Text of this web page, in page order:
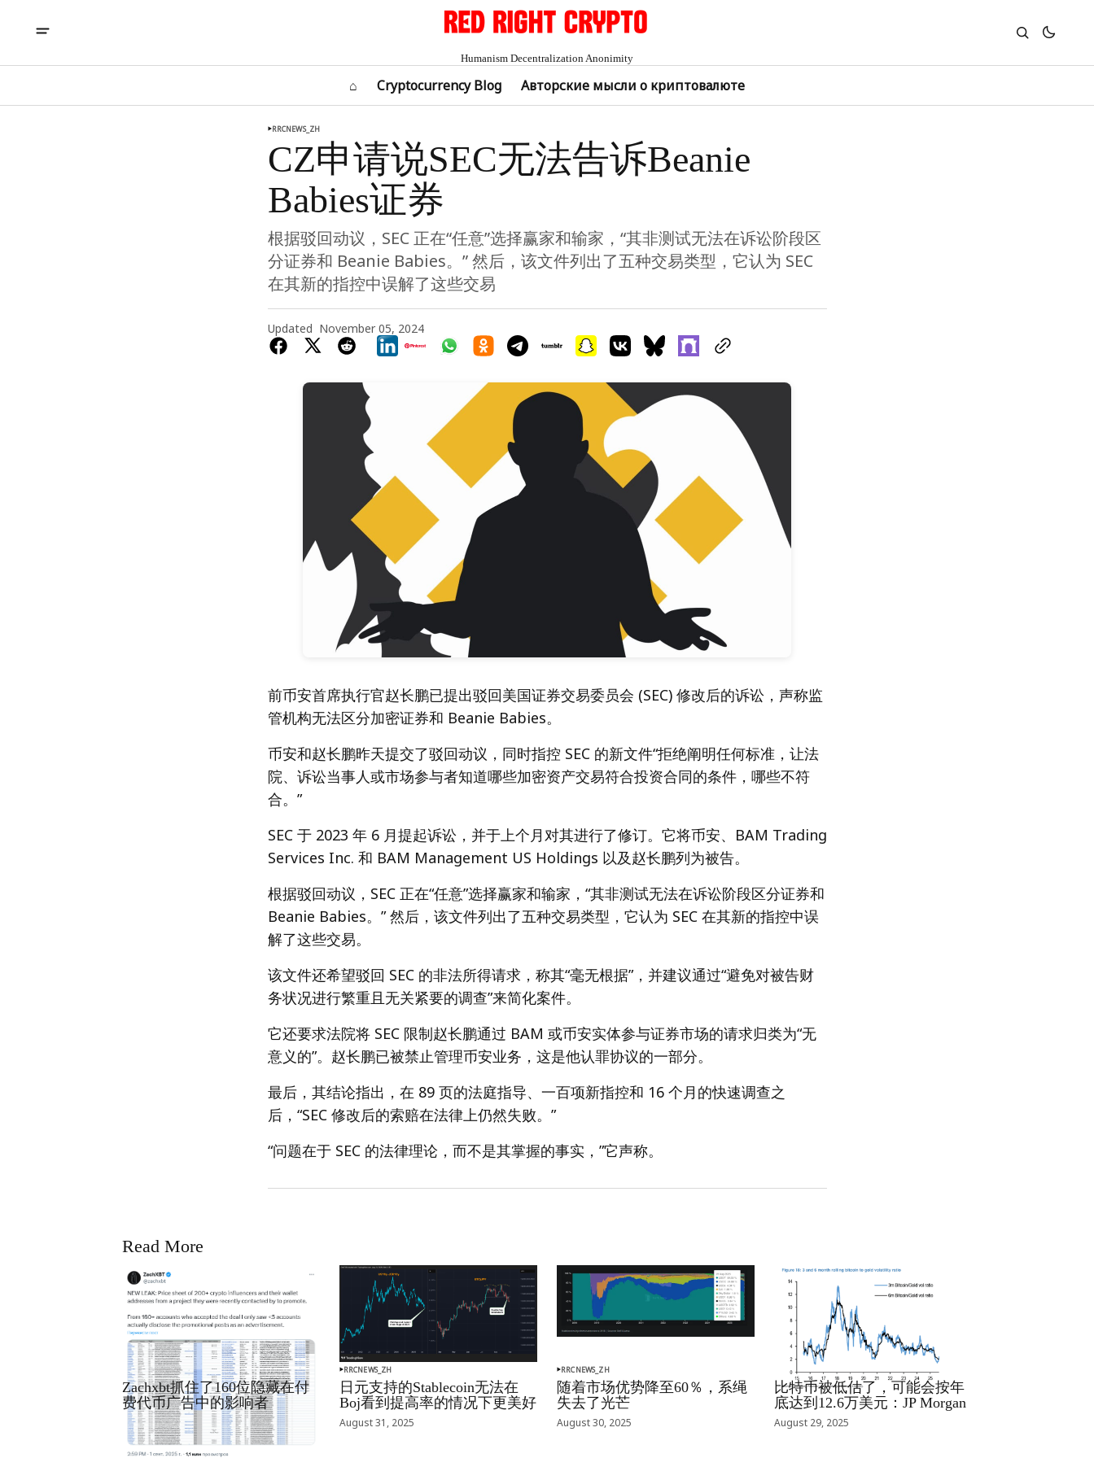
Humanism Decentralization Anonimity
⌂ Cryptocurrency Blog Авторские мысли о криптовалюте
RRCNEWS_ZH
CZ申请说SEC无法告诉Beanie
Babies证券
根据驳回动议，SEC 正在“任意”选择赢家和输家，“其非测试无法在诉讼阶段区
分证券和 Beanie Babies。” 然后，该文件列出了五种交易类型，它认为 SEC
在其新的指控中误解了这些交易
Updated November 05, 2024
前币安首席执行官赵长鹏已提出驳回美国证券交易委员会 (SEC) 修改后的诉讼，声称监
管机构无法区分加密证券和 Beanie Babies。
币安和赵长鹏昨天提交了驳回动议，同时指控 SEC 的新文件“拒绝阐明任何标准，让法
院、诉讼当事人或市场参与者知道哪些加密资产交易符合投资合同的条件，哪些不符
合。”
SEC 于 2023 年 6 月提起诉讼，并于上个月对其进行了修订。它将币安、BAM Trading
Services Inc. 和 BAM Management US Holdings 以及赵长鹏列为被告。
根据驳回动议，SEC 正在“任意”选择赢家和输家，“其非测试无法在诉讼阶段区分证券和
Beanie Babies。” 然后，该文件列出了五种交易类型，它认为 SEC 在其新的指控中误
解了这些交易。
该文件还希望驳回 SEC 的非法所得请求，称其“毫无根据”，并建议通过“避免对被告财
务状况进行繁重且无关紧要的调查”来简化案件。
它还要求法院将 SEC 限制赵长鹏通过 BAM 或币安实体参与证券市场的请求归类为“无
意义的”。赵长鹏已被禁止管理币安业务，这是他认罪协议的一部分。
最后，其结论指出，在 89 页的法庭指导、一百项新指控和 16 个月的快速调查之
后，“SEC 修改后的索赔在法律上仍然失败。”
“问题在于 SEC 的法律理论，而不是其掌握的事实，”它声称。
Read More
RRCNEWS_ZH
Zachxbt抓住了160位隐藏在付
费代币广告中的影响者
September 01, 2025
RRCNEWS_ZH
日元支持的Stablecoin无法在
Boj看到提高率的情况下更美好
August 31, 2025
RRCNEWS_ZH
随着市场优势降至60％，系绳
失去了光芒
August 30, 2025
RRCNEWS_ZH
比特币被低估了，可能会按年
底达到12.6万美元：JP Morgan
August 29, 2025